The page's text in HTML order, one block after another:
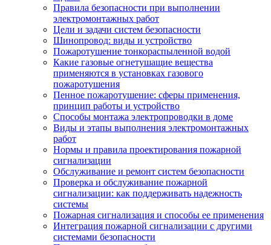
Правила безопасности при выполнении
электромонтажных работ
Цели и задачи систем безопасности
Шинопровод: виды и устройство
Пожаротушение тонкораспыленной водой
Какие газовые огнетушащие вещества
применяются в установках газового
пожаротушения
Пенное пожаротушение: сферы применения,
принцип работы и устройство
Способы монтажа электропроводки в доме
Виды и этапы выполнения электромонтажных
работ
Нормы и правила проектирования пожарной
сигнализации
Обслуживание и ремонт систем безопасности
Проверка и обслуживание пожарной
сигнализации: как поддерживать надежность
системы
Пожарная сигнализация и способы ее применения
Интеграция пожарной сигнализации с другими
системами безопасности